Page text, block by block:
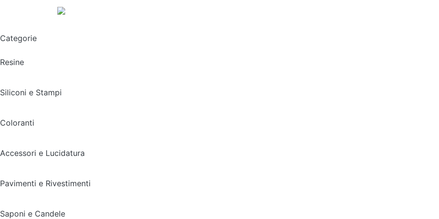
Categorie
Resine
Siliconi e Stampi
Coloranti
Accessori e Lucidatura
Pavimenti e Rivestimenti
Saponi e Candele